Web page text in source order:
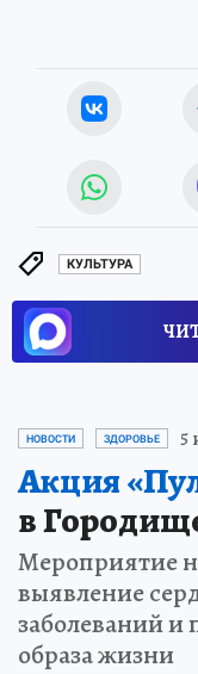
КУЛЬТУРА
НОВОСТИ ЗДОРОВЬЕ 5
Акция
в
Мероприятие
выявление
заболеваний и
образа жизни